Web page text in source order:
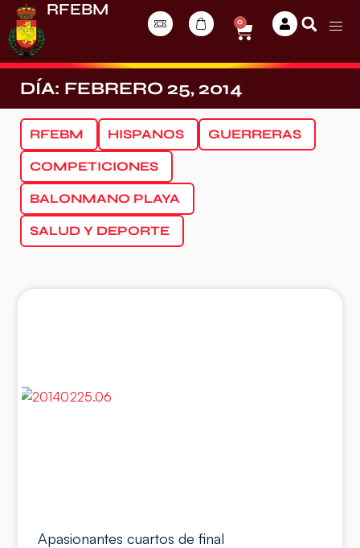
RFEBM
0
DÍA: FEBRERO 25, 2014
RFEBM HISPANOS GUERRERAS
COMPETICIONES
BALONMANO PLAYA
SALUD Y DEPORTE
Apasionantes cuartos de final